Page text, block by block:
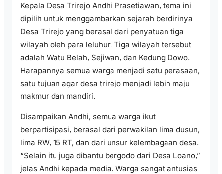
Kepala Desa Trirejo Andhi Prasetiawan, tema ini
dipilih untuk menggambarkan sejarah berdirinya
Desa Trirejo yang berasal dari penyatuan tiga
wilayah oleh para leluhur. Tiga wilayah tersebut
adalah Watu Belah, Sejiwan, dan Kedung Dowo.
Harapannya semua warga menjadi satu perasaan,
satu tujuan agar desa trirejo menjadi lebih maju
makmur dan mandiri.
Disampaikan Andhi, semua warga ikut
berpartisipasi, berasal dari perwakilan lima dusun,
lima RW, 15 RT, dan dari unsur kelembagaan desa.
“Selain itu juga dibantu bergodo dari Desa Loano,”
jelas Andhi kepada media. Warga sangat antusias